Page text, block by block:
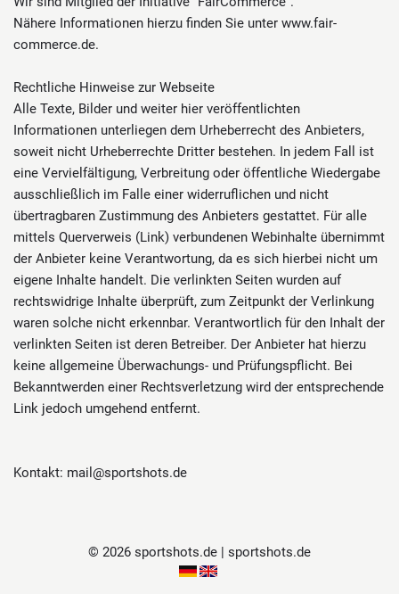
Nähere Informationen hierzu finden Sie unter www.fair-
commerce.de.
Rechtliche Hinweise zur Webseite
Alle Texte, Bilder und weiter hier veröffentlichten
Informationen unterliegen dem Urheberrecht des Anbieters,
soweit nicht Urheberrechte Dritter bestehen. In jedem Fall ist
eine Vervielfältigung, Verbreitung oder öffentliche Wiedergabe
ausschließlich im Falle einer widerruflichen und nicht
übertragbaren Zustimmung des Anbieters gestattet. Für alle
mittels Querverweis (Link) verbundenen Webinhalte übernimmt
der Anbieter keine Verantwortung, da es sich hierbei nicht um
eigene Inhalte handelt. Die verlinkten Seiten wurden auf
rechtswidrige Inhalte überprüft, zum Zeitpunkt der Verlinkung
waren solche nicht erkennbar. Verantwortlich für den Inhalt der
verlinkten Seiten ist deren Betreiber. Der Anbieter hat hierzu
keine allgemeine Überwachungs- und Prüfungspflicht. Bei
Bekanntwerden einer Rechtsverletzung wird der entsprechende
Link jedoch umgehend entfernt.
Kontakt: mail@sportshots.de
© 2026 sportshots.de | sportshots.de